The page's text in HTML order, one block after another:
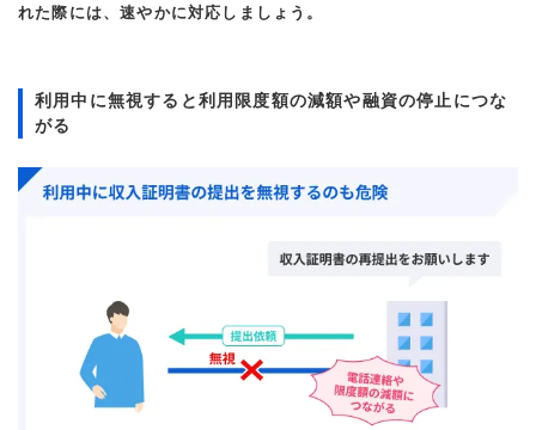
れた際には、速やかに対応しましょう。
利用中に無視すると利用限度額の減額や融資の停止につな
がる